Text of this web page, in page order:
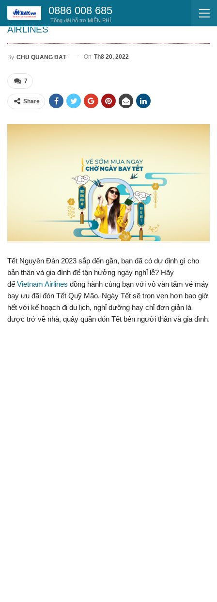
0886 008 685
Tổng đài hỗ trợ MIỄN PHÍ
SĂN VÉ MÁY BAY TẾT 2023 CÙNG VIETNAM
AIRLINES
By CHU QUANG ĐẠT On Th8 20, 2022
7
Share
Tết Nguyên Đán 2023 sắp đến gần, bạn đã có dự định gì cho
bản thân và gia đình để tận hưởng ngày nghỉ lễ? Hãy
để Vietnam Airlines đồng hành cùng bạn với vô vàn tấm vé máy
bay ưu đãi đón Tết Quỹ Mão. Ngày Tết sẽ trọn vẹn hơn bao giờ
hết với kế hoạch đi du lịch, nghỉ dưỡng hay chỉ đơn giản là
được trở về nhà, quây quần đón Tết bên người thân và gia đình.